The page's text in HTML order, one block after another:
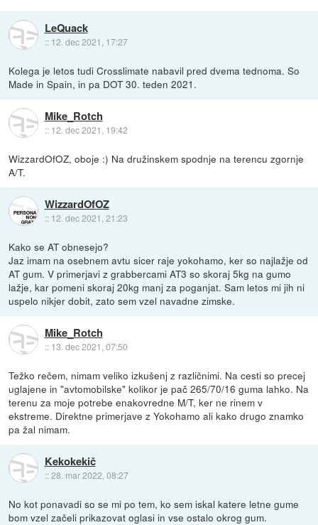
LeQuack
:: 12. dec 2021, 17:27
Kolega je letos tudi Crosslimate nabavil pred dvema tednoma. So
Made in Spain, in pa DOT 30. teden 2021.
Mike_Rotch
:: 12. dec 2021, 19:42
WizzardOfOZ, oboje :) Na družinskem spodnje na terencu zgornje
A/T.
WizzardOfOZ
:: 12. dec 2021, 21:23
Kako se AT obnesejo?
Jaz imam na osebnem avtu sicer raje yokohamo, ker so najlažje od
AT gum. V primerjavi z grabbercami AT3 so skoraj 5kg na gumo
lažje, kar pomeni skoraj 20kg manj za poganjat. Sam letos mi jih ni
uspelo nikjer dobit, zato sem vzel navadne zimske.
Mike_Rotch
:: 13. dec 2021, 07:50
Težko rečem, nimam veliko izkušenj z različnimi. Na cesti so precej
uglajene in "avtomobilske" kolikor je pač 265/70/16 guma lahko. Na
terenu za moje potrebe enakovredne M/T, ker ne rinem v
ekstreme. Direktne primerjave z Yokohamo ali kako drugo znamko
pa žal nimam.
Kekokekič
::28. mar 2022, 08:27
No kot ponavadi so se mi po tem, ko sem iskal katere letne gume
bom vzel začeli prikazovat oglasi in vse ostalo okrog gum.